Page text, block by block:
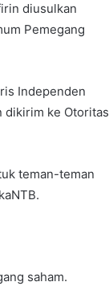
diusulkan
Pemegang
Independen
dikirim ke Otoritas
teman-teman
saham.